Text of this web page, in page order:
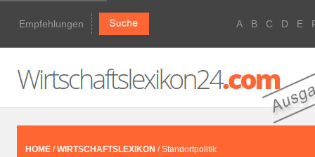
Empfehlungen A B C D E
HOME /WIRTSCHAFTSLEXIKON / Standortpolitik